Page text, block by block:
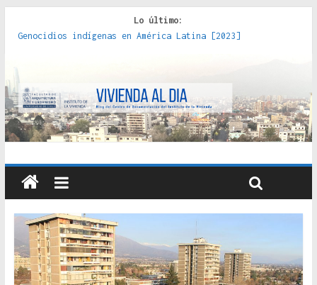
Lo último:
Genocidios indígenas en América Latina [2023]
políticas, prácticas y representaciones [2022]
crítica de las fronteras latinoamericanas [2020]
Criterios técnicos para una vivienda adecuada [2019]
Red de consultorios de la Caja del Seguro Obrero en
Santiago : un patrimonio emblemático [2014]